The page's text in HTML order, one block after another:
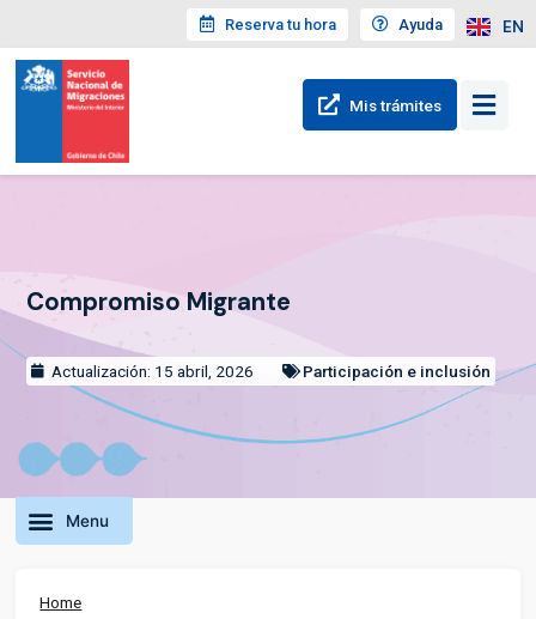
Reserva tu hora Ayuda EN
Mis trámites
Compromiso Migrante
Actualización: 15 abril, 2026 Participación e inclusión
Home